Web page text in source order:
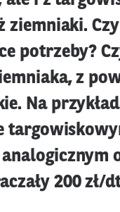
ziemniaki.
potrzeby?
z
Na
200 zł/